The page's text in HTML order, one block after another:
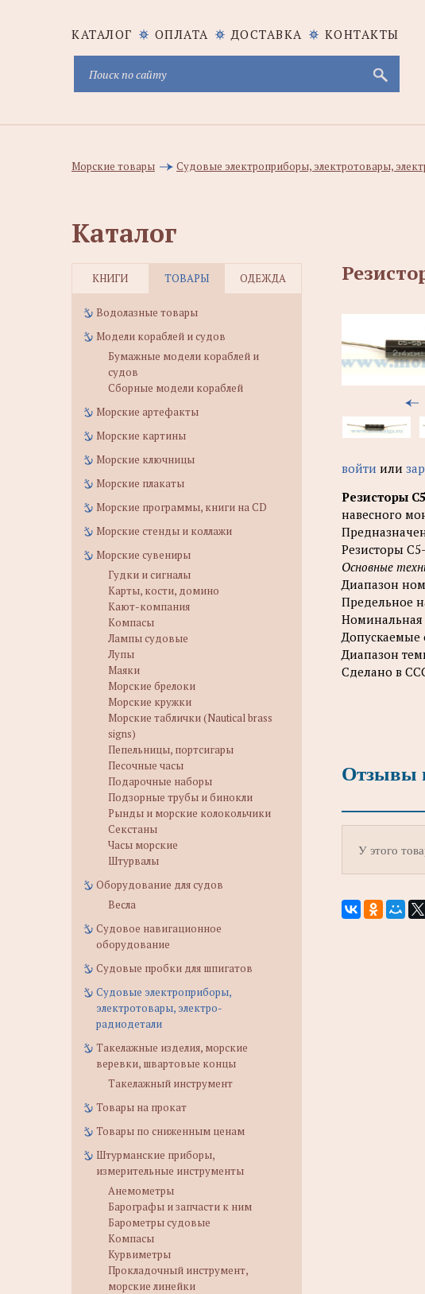
КАТАЛОГ ОПЛАТА ДОСТАВКА КОНТАКТЫ
Морские товары Судовые электроприборы, электротовары,
Каталог
КНИГИ ТОВАРЫ ОДЕЖДА
Водолазные товары
Модели кораблей и судов
Бумажные модели кораблей и
судов
Сборные модели кораблей
Морские артефакты
Морские картины
Морские ключницы
Морские плакаты
Морские программы, книги на CD
Морские стенды и коллажи
Морские сувениры
Гудки и сигналы
Карты, кости, домино
Кают-компания
Компасы
Лампы судовые
Лупы
Маяки
Морские брелоки
Морские кружки
Морские таблички (Nautical brass
signs)
Пепельницы, портсигары
Песочные часы
Подарочные наборы
Подзорные трубы и бинокли
Рынды и морские колокольчики
Секстаны
Часы морские
Штурвалы
Оборудование для судов
Весла
Судовое навигационное
оборудование
Судовые пробки для шпигатов
Судовые электроприборы,
электротовары, электро-
радиодетали
Такелажные изделия, морские
веревки, швартовые концы
Такелажный инструмент
Товары на прокат
Товары по сниженным ценам
Штурманские приборы,
измерительные инструменты
Анемометры
Барографы и запчасти к ним
Барометры судовые
Компасы
Курвиметры
Прокладочный инструмент,
морские линейки
войти или
Резисторы
навесного
Резисторы
Основные
Диапазон
Предельное
Номинальная
Допускаемые
Диапазон
Сделано в
Отзывы
У этого